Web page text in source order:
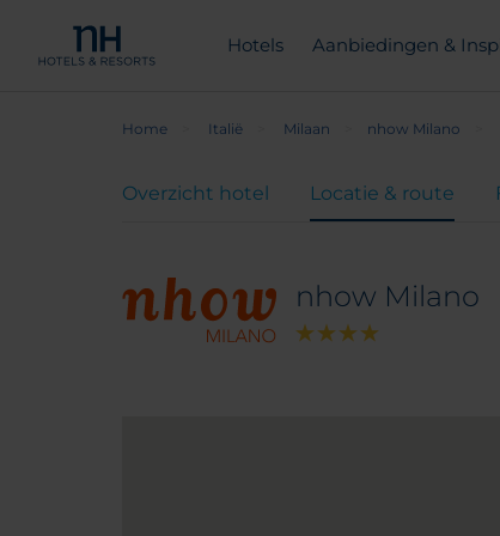
Hotels Aanbiedingen &
Home Italië Milaan nhow Milano
Overzicht hotel Locatie & route
nhow Milano